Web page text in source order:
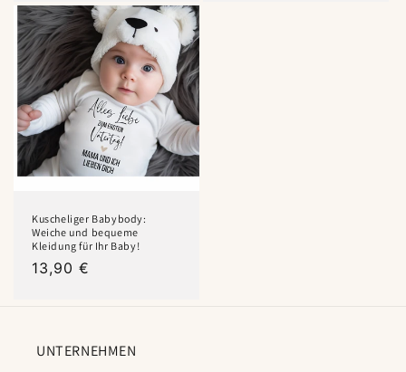
Kuscheliger Babybody:
Weiche und bequeme
Kleidung für Ihr Baby!
Normaler
13,90 €
UNTERNEHMEN